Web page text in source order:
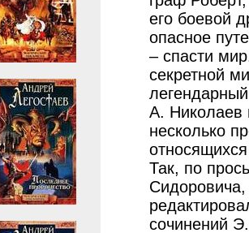
его боевой
опасное
– спасти
секретной
А. Николаев
несколько
Так, по
сочинений